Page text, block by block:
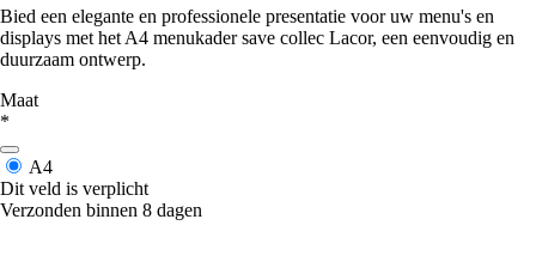
Bied een elegante en professionele presentatie voor uw menu's en
displays met het A4 menukader save collec Lacor, een eenvoudig en
duurzaam ontwerp.
Maat
*
A4
Dit veld is verplicht
Verzonden binnen 8 dagen